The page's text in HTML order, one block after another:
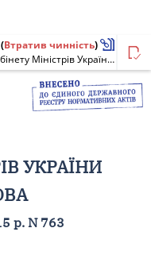
(Втратив чинність)
Про внесення змін до постанови Кабінету Міністрів України від 31 травня 2012 р. N 505